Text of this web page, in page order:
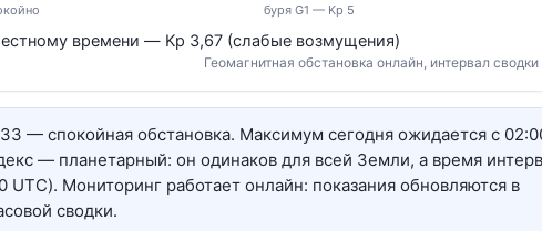
буря G1 — Kp 5
времени — Kp 3,67 (слабые возмущения)
Геомагнитная обстановка онлайн, интервал
— спокойная обстановка. Максимум сегодня ожидается с
— планетарный: он одинаков для всей Земли, а время
Мониторинг работает онлайн: показания обновляются в
сводки.